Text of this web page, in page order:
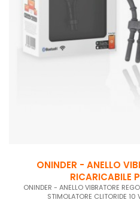
ONINDER - ANELLO
RICARICABILE
ONINDER - ANELLO VIBRATORE
STIMOLATORE CLITORIDE 10